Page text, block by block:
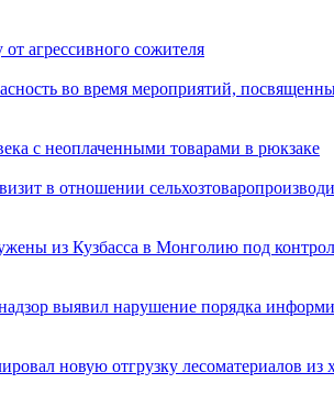
агрессивного сожителя
во время мероприятий,
с неоплаченными товарами в рюкзаке
в отношении
из Кузбасса в Монголию под
выявил нарушение порядка
новую отгрузку лесоматериалов из